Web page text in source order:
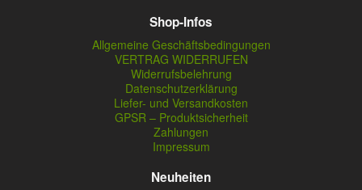
Shop-Infos
Allgemeine Geschäftsbedingungen
VERTRAG WIDERRUFEN
Widerrufsbelehrung
Datenschutzerklärung
Liefer- und Versandkosten
GPSR – Produktsicherheit
Zahlungen
Impressum
Neuheiten